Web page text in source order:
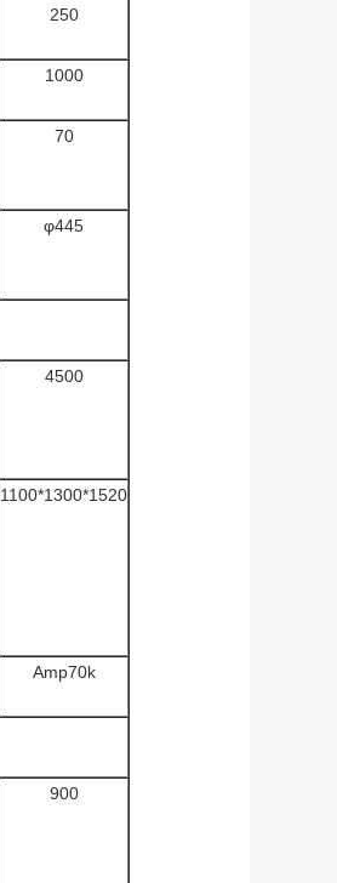
250
1000
70
φ445
4500
1100*1300*1520
Amp70k
900